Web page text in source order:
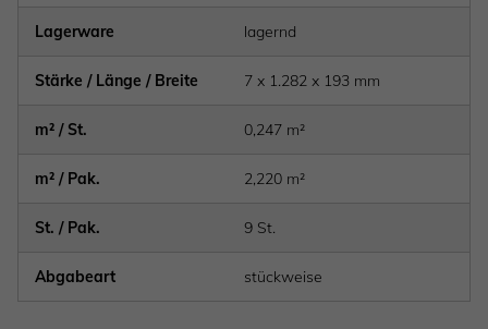
Lagerware lagernd
Stärke / Länge / Breite 7 x 1.282 x 193 mm
m² / St. 0,247 m²
m² / Pak. 2,220 m²
St. / Pak. 9 St.
Abgabeart stückweise